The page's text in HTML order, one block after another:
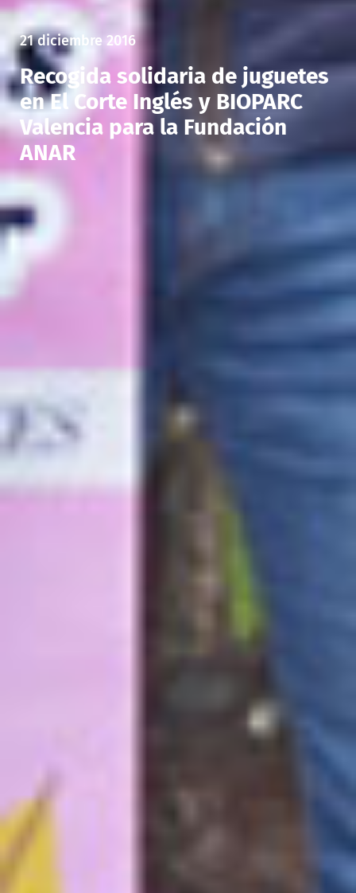
21 diciembre 2016
Recogida solidaria de juguetes
en El Corte Inglés y BIOPARC
Valencia para la Fundación
ANAR